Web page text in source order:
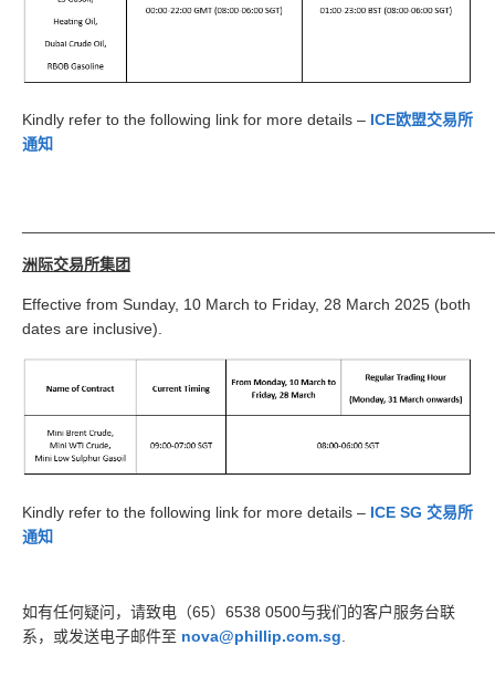
Kindly refer to the following link for more details – ICE欧盟交易所
通知
洲际交易所集团
Effective from Sunday, 10 March to Friday, 28 March 2025 (both
dates are inclusive).
Kindly refer to the following link for more details – ICE SG 交易所
通知
如有任何疑问，请致电（65）6538 0500与我们的客户服务台联
系，或发送电子邮件至 nova@phillip.com.sg